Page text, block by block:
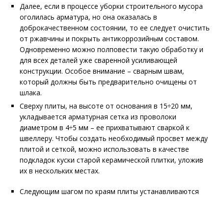
Далее, если в процессе уборки строительного мусора
оголилась арматура, но она оказалась в
доброкачественном состоянии, то ее следует очистить
от ржавчины и покрыть антикоррозийным составом.
Одновременно можно полповести такую обработку и
для всех деталей уже сваренной усиливающей
конструкции. Особое внимание – сварным швам,
который должны быть предварительно очищены от
шлака.
Сверху плиты, на высоте от основания в 15÷20 мм,
укладывается арматурная сетка из проволоки
диаметром в 4÷5 мм – ее прихватывают сваркой к
швеллеру. Чтобы создать необходимый просвет между
плитой и сеткой, можно использовать в качестве
подкладок куски старой керамической плитки, уложив
их в нескольких местах.
Следующим шагом по краям плиты устанавливаются